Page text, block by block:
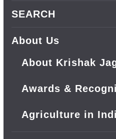
SEARCH
About Us
About Krishak
Awards &
Agriculture in